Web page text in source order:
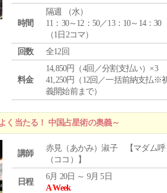
時間
隔週 （水）
11：30～12：50／13：10～14：30
（1日2コマ）
回数
全12回
料金
14,850円（4回／分割支払い）×3
41,250円（12回／一括前納支払※
義開始前まで）
当たる！ 中国占星術の奥義～
講師
赤見（あかみ）淑子 【マダム呼
（ココ）】
日程
6月 20日 ～ 9月 5日
A Week